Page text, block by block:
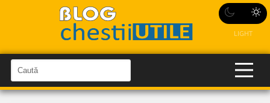
LIGHT
a
u
C
a
u